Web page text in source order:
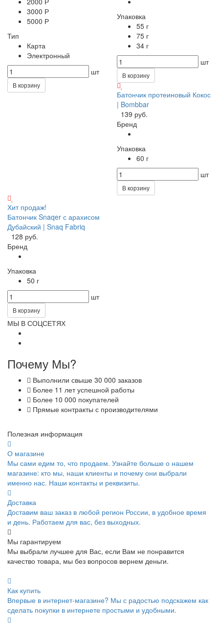
3000 Р
5000 Р
Тип
Карта
Электронный
шт
В корзину
Упаковка
55 г
75 г
34 г
шт
В корзину
Батончик протеиновый Кокос
| Bombbar
139 руб.
Бренд
Упаковка
60 г
шт
В корзину
Хит продаж!
Батончик Snaqer с арахисом
Дубайский | Snaq Fabriq
128 руб.
Бренд
Упаковка
50 г
шт
В корзину
МЫ В СОЦСЕТЯХ
Почему Мы?
Выполнили свыше 30 000 заказов
Более 11 лет успешной работы
Более 10 000 покупателей
Прямые контракты с производителями
Полезная информация
О магазине
Мы сами едим то, что продаем. Узнайте больше о нашем
магазине: кто мы, наши клиенты и почему они выбрали
именно нас. Наши контакты и реквизиты.
Доставка
Доставим ваш заказ в любой регион России, в удобное время
и день. Работаем для вас, без выходных.
Мы гарантируем
Мы выбрали лучшее для Вас, если Вам не понравится
качество товара, мы без вопросов вернем деньги.
Как купить
Впервые в интернет-магазине? Мы с радостью подскажем как
сделать покупки в интернете простыми и удобными.